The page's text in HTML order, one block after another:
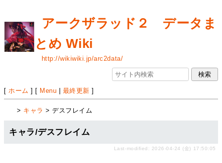
アークザラッド２ データま
とめ Wiki
http://wikiwiki.jp/arc2data/
[ ホーム ] [ Menu 最終更新 ]
> キャラ > デスフレイム
キャラ/デスフレイム
Last-modified: 2026-04-24 (金) 17:50:05